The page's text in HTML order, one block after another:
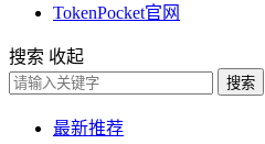
TokenPocket官网
搜索 收起
搜索
最新推荐